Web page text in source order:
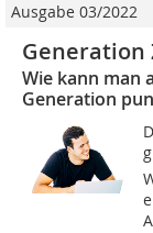
Ausgabe 03/2022
Generation
Wie kann man
Generation